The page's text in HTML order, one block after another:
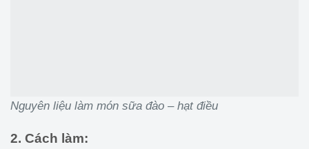
Nguyên liệu làm món sữa đào – hạt điều
2. Cách làm: